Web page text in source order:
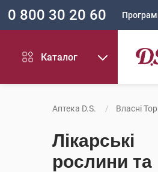
0 800 30 20 60
Каталог
Аптека D.S. Власні
Лікарські
рослини та